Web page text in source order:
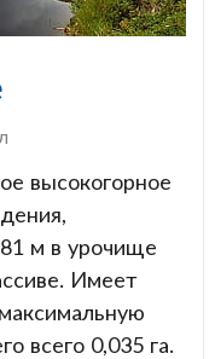
высокогорное
м в урочище
Имеет
всего 0,035 га.